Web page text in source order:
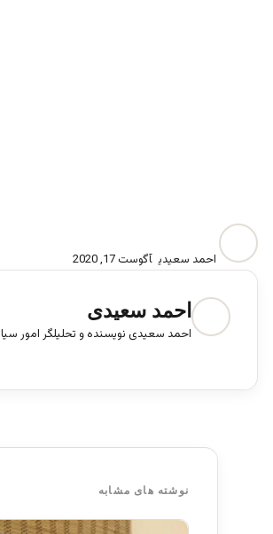
احمد سعیدی آگوست 17, 2020
احمد سعیدی
احمد سعیدی نویسنده و تحلیلگر امور
س
ک
نوشته های مشابه